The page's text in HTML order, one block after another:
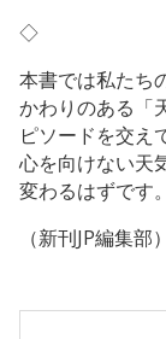
◇
本書では私たち
かわりのある「
ピソードを交え
心を向けない天
変わるはずです。
（新刊JP編集部）